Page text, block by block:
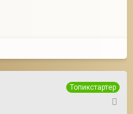
Топикстартер